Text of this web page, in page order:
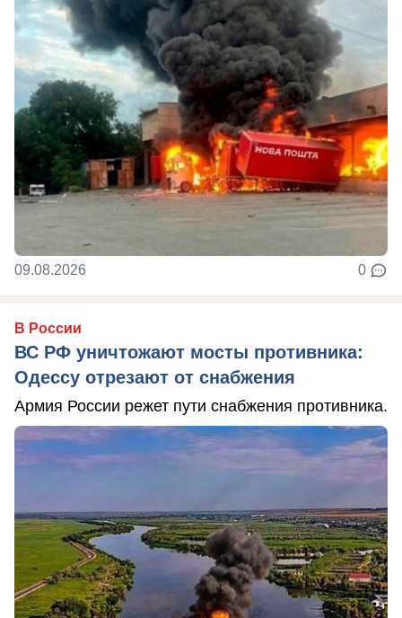
09.08.2026 0
В России
ВС РФ уничтожают мосты противника:
Одессу отрезают от снабжения
Армия России режет пути снабжения противника.